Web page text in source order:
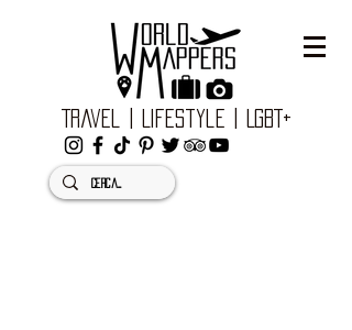
Travel | Lifestyle | LGBT+